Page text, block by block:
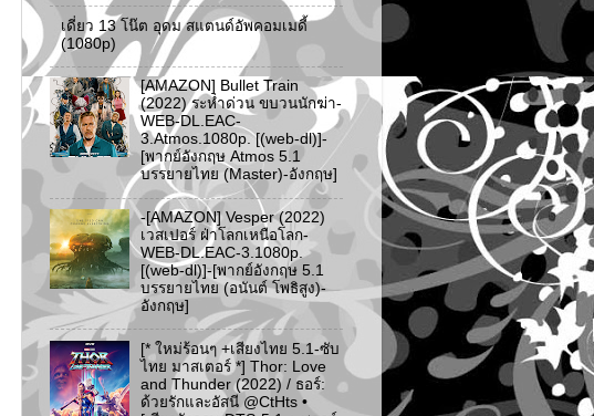
เดี่ยว 13 โน๊ต อุดม สแตนด์อัพคอมเมดี้
(1080p)
[AMAZON] Bullet Train
(2022) ระห่ำด่วน ขบวนนักฆ่า-
WEB-DL.EAC-
3.Atmos.1080p. [(web-dl)]-
[พากย์อังกฤษ Atmos 5.1
บรรยายไทย (Master)-อังกฤษ]
-[AMAZON] Vesper (2022)
เวสเปอร์ ฝ่าโลกเหนือโลก-
WEB-DL.EAC-3.1080p.
[(web-dl)]-[พากย์อังกฤษ 5.1
บรรยายไทย (อนันต์ โพธิสูง)-
อังกฤษ]
[* ใหม่ร้อนๆ +เสียงไทย 5.1-ซับ
ไทย มาสเตอร์ *] Thor: Love
and Thunder (2022) / ธอร์:
ด้วยรักและอัสนี @CtHts •